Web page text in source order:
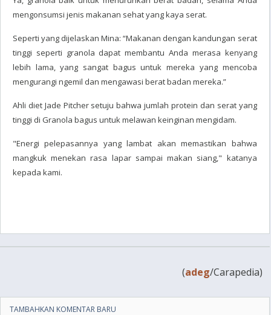
mengonsumsi jenis makanan sehat yang kaya serat.
Seperti yang dijelaskan Mina: “Makanan dengan kandungan serat
tinggi seperti granola dapat membantu Anda merasa kenyang
lebih lama, yang sangat bagus untuk mereka yang mencoba
mengurangi ngemil dan mengawasi berat badan mereka.”
Ahli diet Jade Pitcher setuju bahwa jumlah protein dan serat yang
tinggi di Granola bagus untuk melawan keinginan mengidam.
"Energi pelepasannya yang lambat akan memastikan bahwa
mangkuk menekan rasa lapar sampai makan siang," katanya
kepada kami.
(adeg/Carapedia)
TAMBAHKAN KOMENTAR BARU